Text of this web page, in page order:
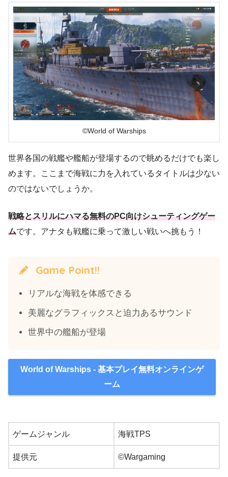
©World of Warships
世界各国の戦艦や艦船が登場するので眺めるだけでも楽し
めます。ここまで海戦に力を入れているタイトルは少ない
のではないでしょうか。
戦略とスリルにハマる無料のPC向けシューティングゲー
ムです。アナタも戦艦に乗って激しい戦いへ挑もう！
Game Point!!
リアルな海戦を体感できる
美麗なグラフィックスと迫力あるサウンド
世界中の艦船が登場
World of Warships - 基本プレイ無料オンラインゲ
ーム
ゲームジャンル 海戦TPS
提供元 ©Wargaming